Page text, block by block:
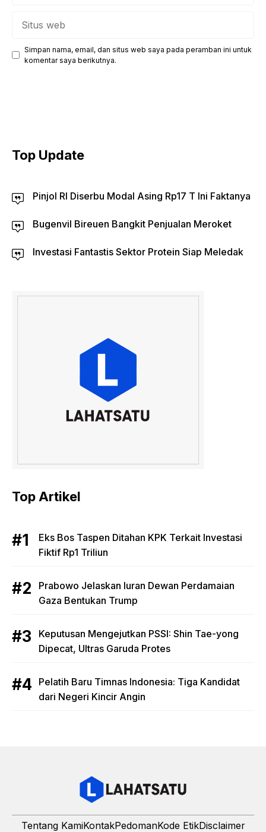
Simpan nama, email, dan situs web saya pada peramban ini untuk
komentar saya berikutnya.
Top Update
Pinjol RI Diserbu Modal Asing Rp17 T Ini Faktanya
Bugenvil Bireuen Bangkit Penjualan Meroket
Investasi Fantastis Sektor Protein Siap Meledak
Top Artikel
Eks Bos Taspen Ditahan KPK Terkait Investasi
Fiktif Rp1 Triliun
Prabowo Jelaskan Iuran Dewan Perdamaian
Gaza Bentukan Trump
Keputusan Mengejutkan PSSI: Shin Tae-yong
Dipecat, Ultras Garuda Protes
Pelatih Baru Timnas Indonesia: Tiga Kandidat
dari Negeri Kincir Angin
Tentang KamiKontakPedomanKode EtikDisclaimer